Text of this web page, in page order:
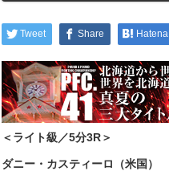
Tweet Share Hatena
＜ライト級／5分3R＞
ダニー・カスティーロ（米国）